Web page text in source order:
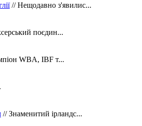
// Нещодавно з'явилис...
поєдин...
WBA, IBF т...
// Знаменитий ірландс...